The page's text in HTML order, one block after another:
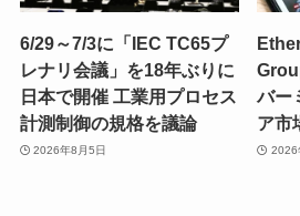
6/29～7/3に「IEC TC65プ
レナリ会議」を18年ぶりに
日本で開催 工業用プロセス
計測制御の規格を議論
2026年8月5日
バー
ア市
2026